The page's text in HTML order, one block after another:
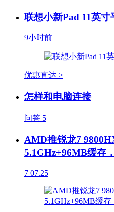
联想小新Pad 11英
9小时前
优惠直达 >
怎样和电脑连接
问答 5
AMD推锐龙7
5.1GHz+96MB缓存
7 07.25